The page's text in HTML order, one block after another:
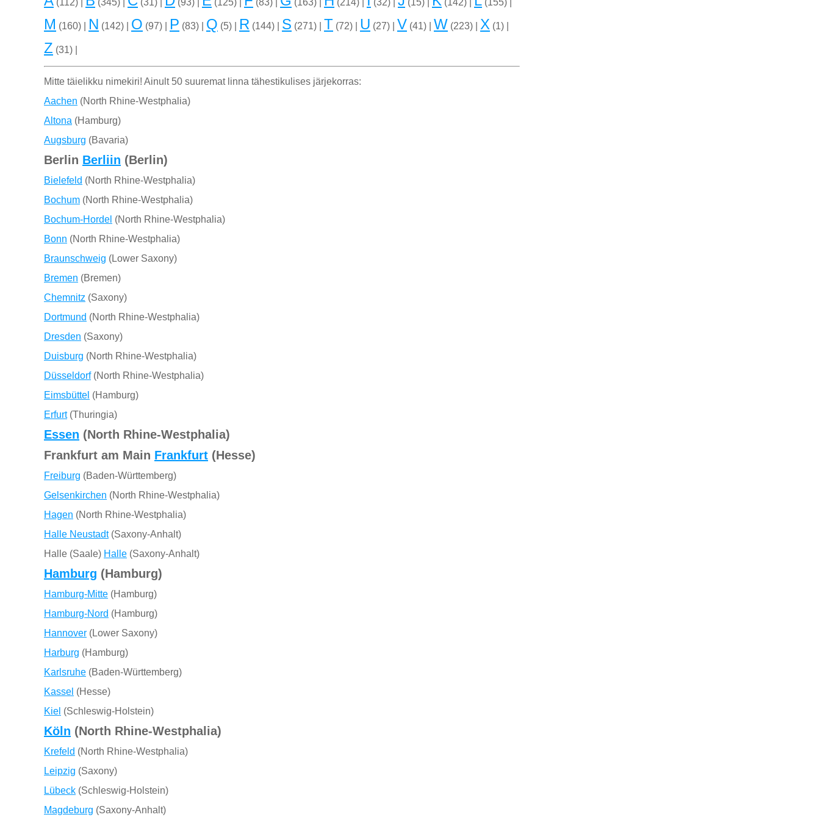
(112) | (345) | (31) | (93) | (125) | (83) | (163) | (214) | (32) | (15) | (142) | (155) |
M (160) | N (142) | O (97) | P (83) | Q (5) | R (144) | S (271) | T (72) | U (27) | V (41) | W (223) | X (1) |
Z (31) |
Mitte täielikku nimekiri! Ainult 50 suuremat linna tähestikulises järjekorras:
Aachen (North Rhine-Westphalia)
Altona (Hamburg)
Augsburg (Bavaria)
Berlin Berliin (Berlin)
Bielefeld (North Rhine-Westphalia)
Bochum (North Rhine-Westphalia)
Bochum-Hordel (North Rhine-Westphalia)
Bonn (North Rhine-Westphalia)
Braunschweig (Lower Saxony)
Bremen (Bremen)
Chemnitz (Saxony)
Dortmund (North Rhine-Westphalia)
Dresden (Saxony)
Duisburg (North Rhine-Westphalia)
Düsseldorf(North Rhine-Westphalia)
Eimsbüttel (Hamburg)
Erfurt(Thuringia)
Essen (North Rhine-Westphalia)
Frankfurt am Main Frankfurt (Hesse)
Freiburg (Baden-Württemberg)
Gelsenkirchen (North Rhine-Westphalia)
Hagen (North Rhine-Westphalia)
Halle Neustadt(Saxony-Anhalt)
Halle (Saale) Halle (Saxony-Anhalt)
Hamburg (Hamburg)
Hamburg-Mitte (Hamburg)
Hamburg-Nord (Hamburg)
Hannover (Lower Saxony)
Harburg (Hamburg)
Karlsruhe (Baden-Württemberg)
Kassel (Hesse)
Kiel (Schleswig-Holstein)
Köln (North Rhine-Westphalia)
Krefeld (North Rhine-Westphalia)
Leipzig (Saxony)
Lübeck (Schleswig-Holstein)
Magdeburg (Saxony-Anhalt)